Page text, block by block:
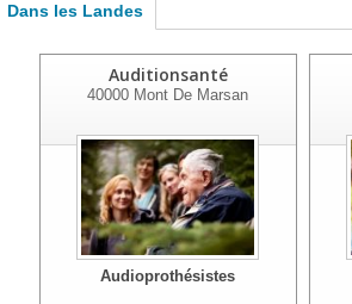
Dans les Landes
Auditionsanté
40000 Mont De Marsan
Audioprothésistes